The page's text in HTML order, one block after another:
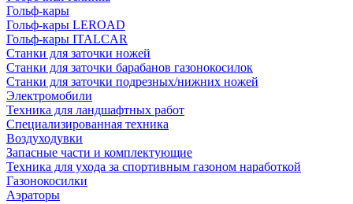
Гольф-кары
Гольф-кары LEROAD
Гольф-кары ITALCAR
Станки для заточки ножей
Станки для заточки барабанов газонокосилок
Станки для заточки подрезных/нижних ножей
Электромобили
Техника для ландшафтных работ
Специализированная техника
Воздуходувки
Запасные части и комплектующие
Техника для ухода за спортивным газоном наработкой
Газонокосилки
Аэраторы